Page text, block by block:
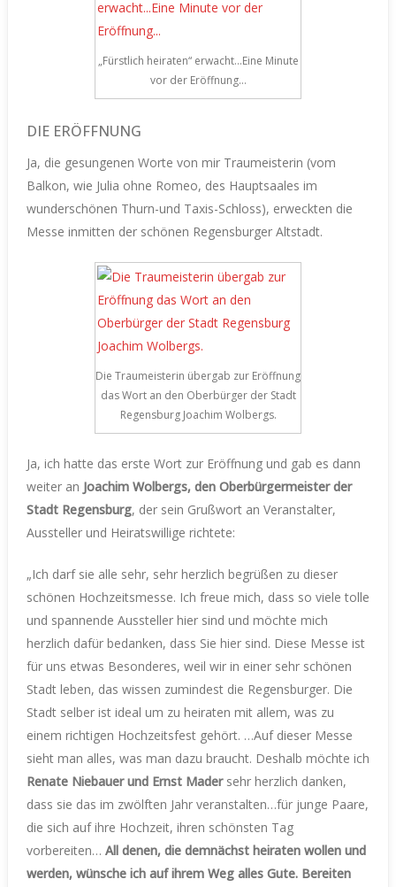
„Fürstlich heiraten“ erwacht…Eine Minute
vor der Eröffnung…
DIE ERÖFFNUNG
Ja, die gesungenen Worte von mir Traumeisterin (vom
Balkon, wie Julia ohne Romeo, des Hauptsaales im
wunderschönen Thurn-und Taxis-Schloss), erweckten die
Messe inmitten der schönen Regensburger Altstadt.
Die Traumeisterin übergab zur Eröffnung
das Wort an den Oberbürger der Stadt
Regensburg Joachim Wolbergs.
Ja, ich hatte das erste Wort zur Eröffnung und gab es dann
weiter an Joachim Wolbergs, den Oberbürgermeister der
Stadt Regensburg, der sein Grußwort an Veranstalter,
Aussteller und Heiratswillige richtete:
„Ich darf sie alle sehr, sehr herzlich begrüßen zu dieser
schönen Hochzeitsmesse. Ich freue mich, dass so viele tolle
und spannende Aussteller hier sind und möchte mich
herzlich dafür bedanken, dass Sie hier sind. Diese Messe ist
für uns etwas Besonderes, weil wir in einer sehr schönen
Stadt leben, das wissen zumindest die Regensburger. Die
Stadt selber ist ideal um zu heiraten mit allem, was zu
einem richtigen Hochzeitsfest gehört. …Auf dieser Messe
sieht man alles, was man dazu braucht. Deshalb möchte ich
Renate Niebauer und Ernst Madersehr herzlich danken,
dass sie das im zwölften Jahr veranstalten…für junge Paare,
die sich auf ihre Hochzeit, ihren schönsten Tag
vorbereiten… All denen, die demnächst heiraten wollen und
werden, wünsche ich auf ihrem Weg alles Gute. Bereiten